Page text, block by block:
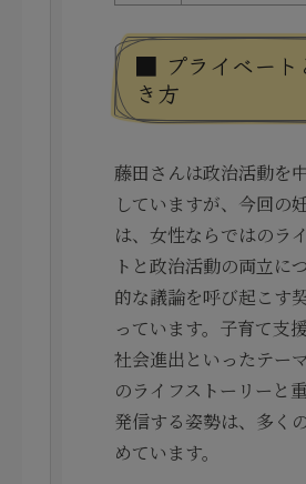
■ プライベート
き方
藤田さんは政治活動を
していますが、今回の
は、女性ならではのラ
トと政治活動の両立に
的な議論を呼び起こす
っています。子育て支
社会進出といったテー
のライフストーリーと
発信する姿勢は、多く
めています。